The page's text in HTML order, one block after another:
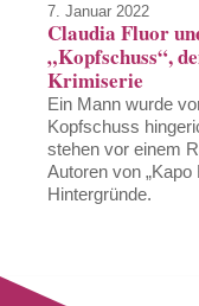
7. Januar 2022
Claudia Fluor
„Kopfschuss“,
Krimiserie
Ein Mann wurde
Kopfschuss
stehen vor einem
Autoren von „Kapo
Hintergründe.